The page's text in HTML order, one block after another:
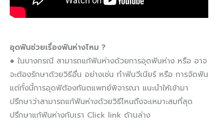
อุดฟันช่วยเรื่องฟันห่างไหม ?
● ในบางกรณี สามารถแก้ฟันห่างด้วยการอุดฟันห่าง หรือ อาจ
จะต้องรักษาด้วยวิธีอื่น อย่างเช่น ทำฟันวีเนียร์ หรือ การจัดฟัน
แต่ทั้งนี้การอุดฟัต้องทันตแพทย์พิจารณา แนะนำให้เข้ามา
ปรึกษาว่าสามารถแก้ฟันห่างด้วยวิธีไหนถึงจะเหมาะสมที่สุด
ปรึกษาแก้ฟันห่างกับเรา Click link ด้านล่าง